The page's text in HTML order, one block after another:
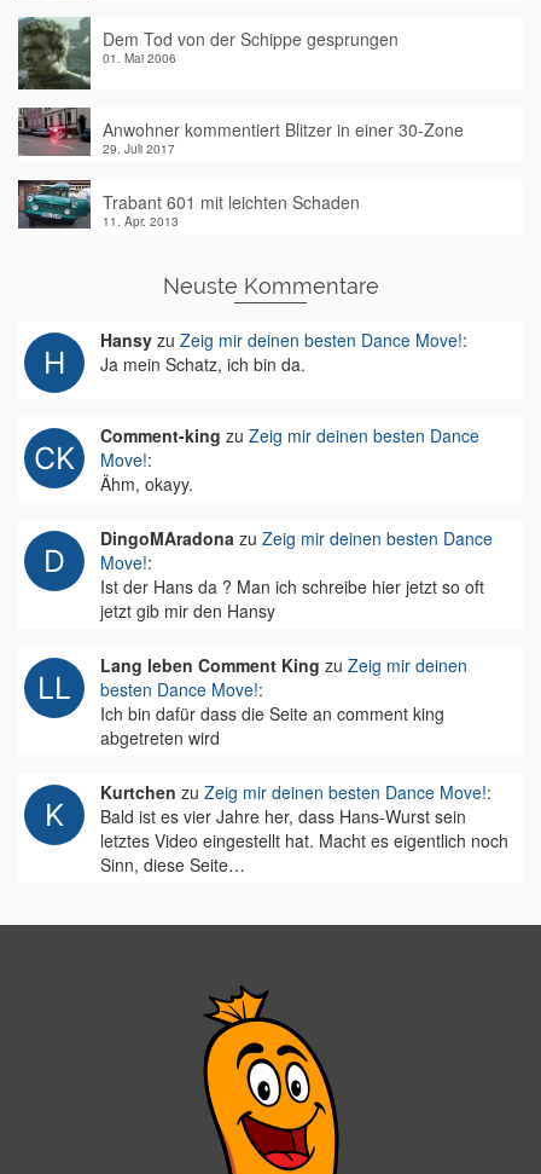
Dem Tod von der Schippe gesprungen
01. Mai 2006
Anwohner kommentiert Blitzer in einer 30-Zone
29. Juli 2017
Trabant 601 mit leichten Schaden
11. Apr. 2013
Neuste Kommentare
Hansy zu Zeig mir deinen besten Dance Move!:
Ja mein Schatz, ich bin da.
Comment-king zu Zeig mir deinen besten Dance
Move!:
Ähm, okayy.
DingoMAradona zu Zeig mir deinen besten Dance
Move!:
Ist der Hans da ? Man ich schreibe hier jetzt so oft
jetzt gib mir den Hansy
Lang leben Comment King zu Zeig mir deinen
besten Dance Move!:
Ich bin dafür dass die Seite an comment king
abgetreten wird
Kurtchen zu Zeig mir deinen besten Dance Move!:
Bald ist es vier Jahre her, dass Hans-Wurst sein
letztes Video eingestellt hat. Macht es eigentlich noch
Sinn, diese Seite…